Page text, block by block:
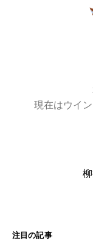
現在はウイ
注目の記事